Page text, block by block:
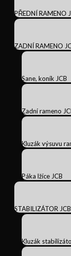
PŘEDNÍ RAMENO
ZADNÍ RAMENO
Sane, koník JCB
Zadní rameno
Kluzák výsuvu
Páka lžíce JCB
STABILIZÁTOR JCB
Kluzák